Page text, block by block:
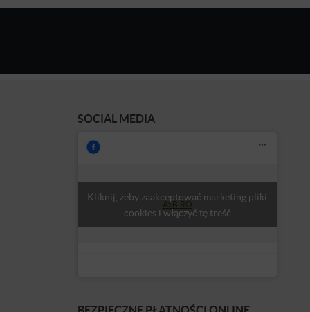
SOCIAL MEDIA
ASBiRO
Kliknij, żeby zaakceptować marketing pliki
cookies i włączyć tę treść